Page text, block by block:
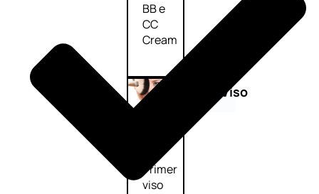
BB e
CC
Cream
Viso
Primer
viso